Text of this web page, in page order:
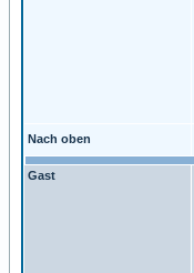
Nach oben
Gast